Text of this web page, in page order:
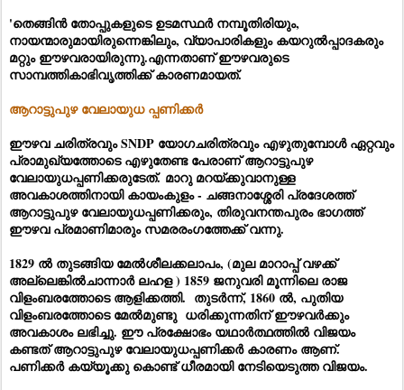
'തെങ്ങിൻ തോപ്പുകളുടെ ഉടമസ്ഥർ നമ്പൂതിരിയും,
നായന്മാരുമായിരുന്നെങ്കിലും, വ്യാപാരികളും കയറുൽപ്പാദകരും
മറ്റും ഈഴവരായിരുന്നു.എന്നതാണ് ഈഴവരുടെ
സാമ്പത്തികാഭിവൃത്തിക്ക് കാരണമായത്.
ആറാട്ടുപുഴ വേലായുധ പ്പണിക്കർ
ഈഴവ ചരിത്രവും SNDP യോഗചരിത്രവും എഴുതുമ്പോൾ ഏറ്റവും
പ്രാമുഖ്യത്തോടെ എഴുതേണ്ട പേരാണ് ആറാട്ടുപുഴ
വേലായുധപ്പണിക്കരുടേത്. മാറു മറയ്ക്കുവാനുള്ള
അവകാശത്തിനായി കായംകുളം - ചങ്ങനാശ്ശേരി പ്രദേശത്ത്
ആറാട്ടുപുഴ വേലായുധപ്പണിക്കരും, തിരുവനന്തപുരം ഭാഗത്ത്
ഈഴവ പ്രമാണിമാരും സമരരംഗത്തേക്ക് വന്നു.
1829 ൽ തുടങ്ങിയ മേൽശീലക്കലാപം, (മുല മാറാപ്പ് വഴക്ക്
അല്ലെങ്കിൽചാന്നാർ ലഹള ) 1859 ജനുവരി മൂന്നിലെ രാജ
വിളംബരത്തോടെ ആളിക്കത്തി. തുടർന്ന്, 1860 ൽ, പുതിയ
വിളംബരത്തോടെ മേൽമുണ്ടു ധരിക്കുന്നതിന് ഈഴവർക്കും
അവകാശം ലഭിച്ചു. ഈ പ്രക്ഷോഭം യഥാർത്ഥത്തിൽ വിജയം
കണ്ടത് ആറാട്ടുപുഴ വേലായുധപ്പണിക്കർ കാരണം ആണ്.
പണിക്കർ കയ്യൂക്കു കൊണ്ട് ധീരമായി നേടിയെടുത്ത വിജയം.